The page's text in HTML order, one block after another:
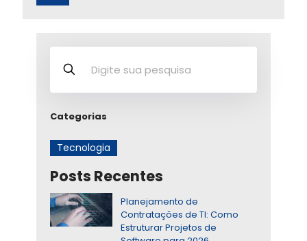
Categorias
Tecnologia
Posts Recentes
Planejamento de
Contratações de TI: Como
Estruturar Projetos de